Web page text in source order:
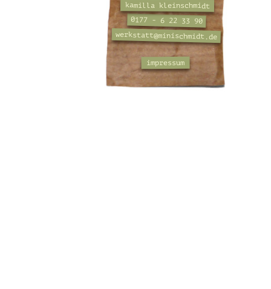
kamilla kleinschmidt
0177 - 6 22 33 90
werkstatt@minischmidt.de
impressum